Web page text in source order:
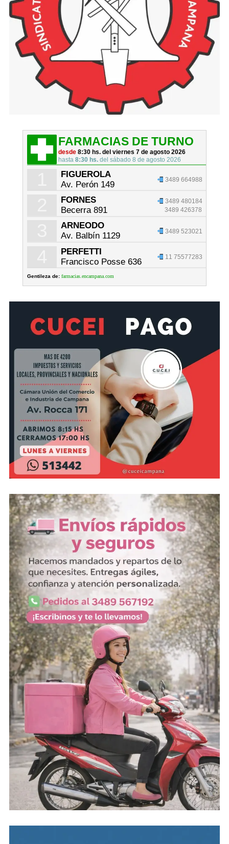
FARMACIAS DE TURNO
desde8:30 hs. del viernes 7 de agosto 2026
hasta8:30 hs. del sábado 8 de agosto 2026
FIGUEROLA
Av. Perón 149
3489 664988
FORNES
Becerra 891
3489 480184
3489 426378
ARNEODO
Av. Balbín 1129
3489 523021
PERFETTI
Francisco Posse 636
11 75577283
Gentileza de: farmacias.encampana.com